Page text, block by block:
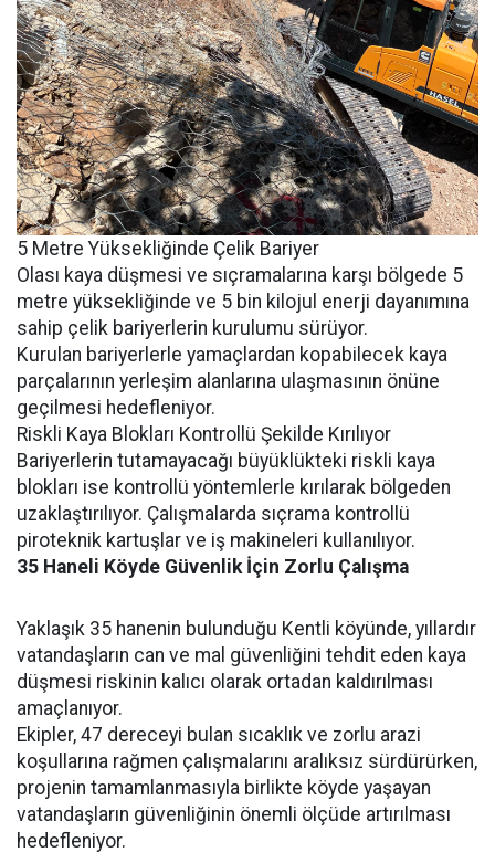
5 Metre Yüksekliğinde Çelik Bariyer
Olası kaya düşmesi ve sıçramalarına karşı bölgede 5
metre yüksekliğinde ve 5 bin kilojul enerji dayanımına
sahip çelik bariyerlerin kurulumu sürüyor.
Kurulan bariyerlerle yamaçlardan kopabilecek kaya
parçalarının yerleşim alanlarına ulaşmasının önüne
geçilmesi hedefleniyor.
Riskli Kaya Blokları Kontrollü Şekilde Kırılıyor
Bariyerlerin tutamayacağı büyüklükteki riskli kaya
blokları ise kontrollü yöntemlerle kırılarak bölgeden
uzaklaştırılıyor. Çalışmalarda sıçrama kontrollü
piroteknik kartuşlar ve iş makineleri kullanılıyor.
35 Haneli Köyde Güvenlik İçin Zorlu Çalışma
Yaklaşık 35 hanenin bulunduğu Kentli köyünde, yıllardır
vatandaşların can ve mal güvenliğini tehdit eden kaya
düşmesi riskinin kalıcı olarak ortadan kaldırılması
amaçlanıyor.
Ekipler, 47 dereceyi bulan sıcaklık ve zorlu arazi
koşullarına rağmen çalışmalarını aralıksız sürdürürken,
projenin tamamlanmasıyla birlikte köyde yaşayan
vatandaşların güvenliğinin önemli ölçüde artırılması
hedefleniyor.